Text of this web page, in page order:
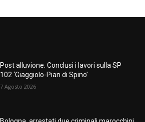
Post alluvione. Conclusi i lavori sulla SP
102 ‘Giaggiolo-Pian di Spino’
7 Agosto 2026